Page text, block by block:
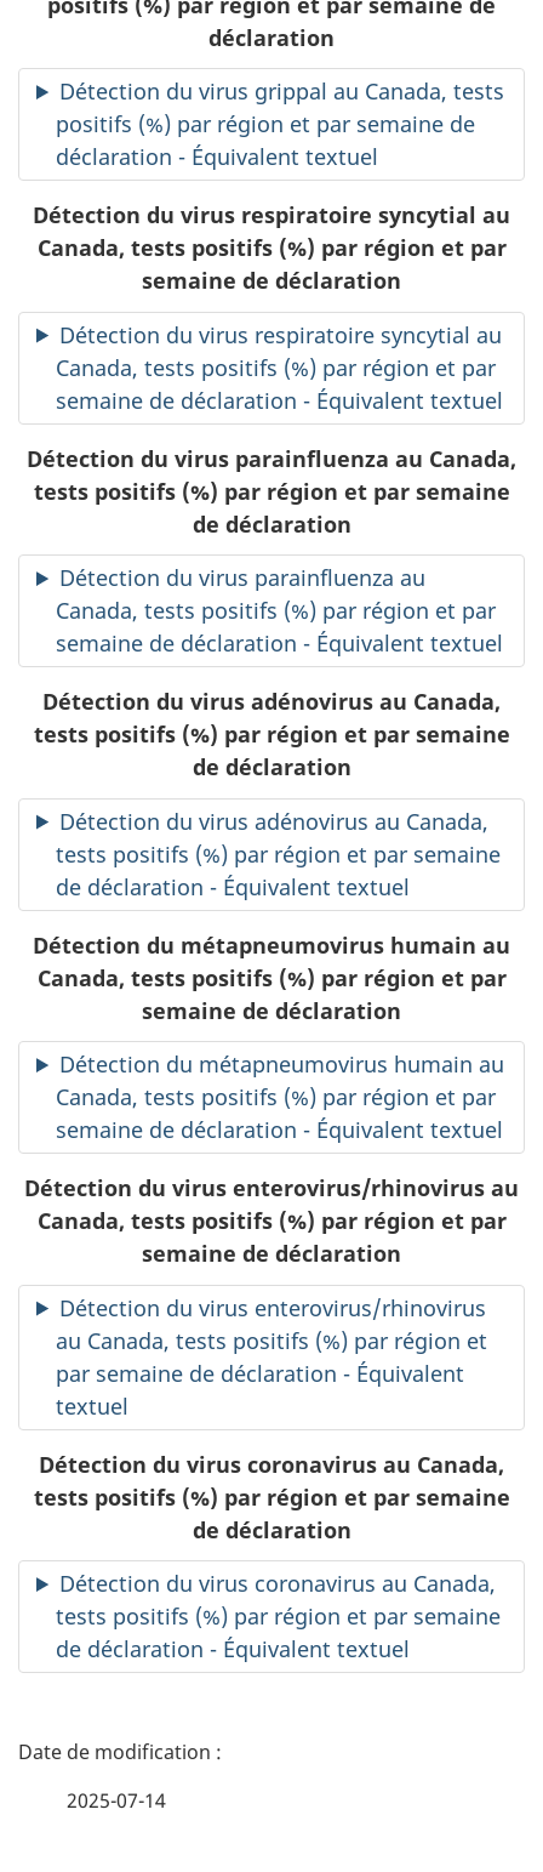
déclaration
Détection du virus grippal au Canada, tests
positifs (%) par région et par semaine de
déclaration - Équivalent textuel
Détection du virus respiratoire syncytial au
Canada, tests positifs (%) par région et par
semaine de déclaration
Détection du virus respiratoire syncytial au
Canada, tests positifs (%) par région et par
semaine de déclaration - Équivalent textuel
Détection du virus parainfluenza au Canada,
tests positifs (%) par région et par semaine
de déclaration
Détection du virus parainfluenza au
Canada, tests positifs (%) par région et par
semaine de déclaration - Équivalent textuel
Détection du virus adénovirus au Canada,
tests positifs (%) par région et par semaine
de déclaration
Détection du virus adénovirus au Canada,
tests positifs (%) par région et par semaine
de déclaration - Équivalent textuel
Détection du métapneumovirus humain au
Canada, tests positifs (%) par région et par
semaine de déclaration
Détection du métapneumovirus humain au
Canada, tests positifs (%) par région et par
semaine de déclaration - Équivalent textuel
Détection du virus enterovirus/rhinovirus au
Canada, tests positifs (%) par région et par
semaine de déclaration
Détection du virus enterovirus/rhinovirus
au Canada, tests positifs (%) par région et
par semaine de déclaration - Équivalent
textuel
Détection du virus coronavirus au Canada,
tests positifs (%) par région et par semaine
de déclaration
Détection du virus coronavirus au Canada,
tests positifs (%) par région et par semaine
de déclaration - Équivalent textuel
D
2025-07-14